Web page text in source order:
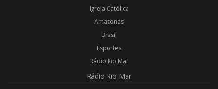
Igreja Católica
Amazonas
Brasil
Esportes
Rádio Rio Mar
Rádio Rio Mar